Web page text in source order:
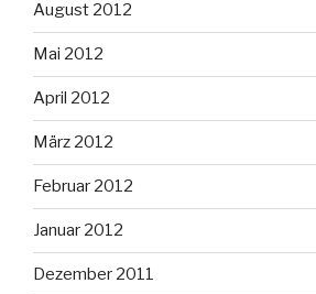
August 2012
Mai 2012
April 2012
März 2012
Februar 2012
Januar 2012
Dezember 2011